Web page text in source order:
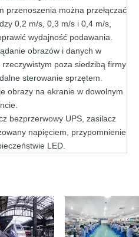
przenoszenia można przełączać
0,2 m/s, 0,3 m/s i 0,4 m/s,
wydajność podawania.
obrazów i danych w
rzeczywistym poza siedzibą firmy
sterowanie sprzętem.
obrazy na ekranie w dowolnym
bezprzerwowy UPS, zasilacz
napięciem, przypomnienie
LED.